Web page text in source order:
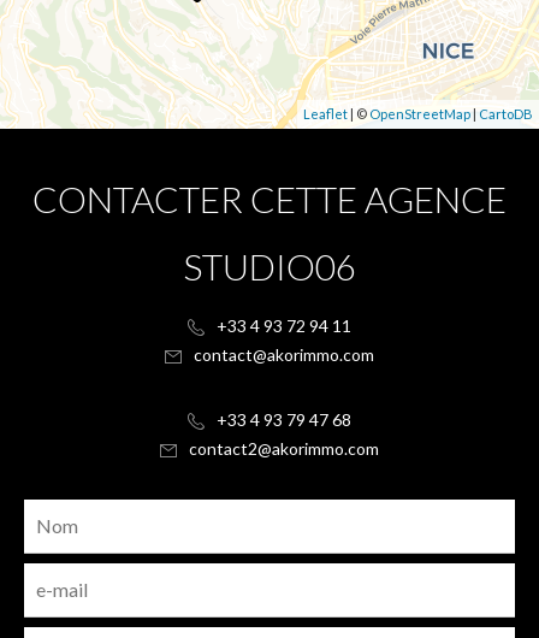
Leaflet | © OpenStreetMap| CartoDB
CONTACTER CETTE AGENCE
STUDIO06
+33 4 93 72 94 11
contact@akorimmo.com
+33 4 93 79 47 68
contact2@akorimmo.com